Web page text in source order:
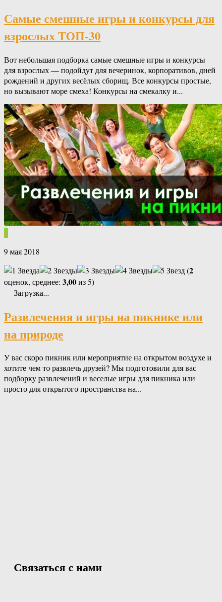
Самые смешные игры и конкурсы для
взрослых ТОП-30
Вот небольшая подборка самые смешные игры и конкурсы
для взрослых — подойдут для вечеринок, корпоративов, дней
рождений и других весёлых сборищ. Все конкурсы простые,
но вызывают море смеха! Конкурсы на смекалку и...
0
9 мая 2018
(2
оценок, среднее: 3,00из 5)
Загрузка...
Развлечения и игры на пикнике или
на природе
У вас скоро пикник или мероприятие на открытом воздухе и
хотите чем то развлечь друзей? Мы подготовили для вас
подборку развлечений и веселые игры для пикника или
просто для открытого пространства на...
Связаться с нами